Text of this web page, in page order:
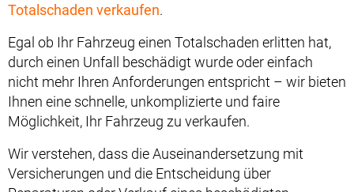
Totalschaden verkaufen.
Egal ob Ihr Fahrzeug einen Totalschaden erlitten hat,
durch einen Unfall beschädigt wurde oder einfach
nicht mehr Ihren Anforderungen entspricht – wir bieten
Ihnen eine schnelle, unkomplizierte und faire
Möglichkeit, Ihr Fahrzeug zu verkaufen.
Wir verstehen, dass die Auseinandersetzung mit
Versicherungen und die Entscheidung über